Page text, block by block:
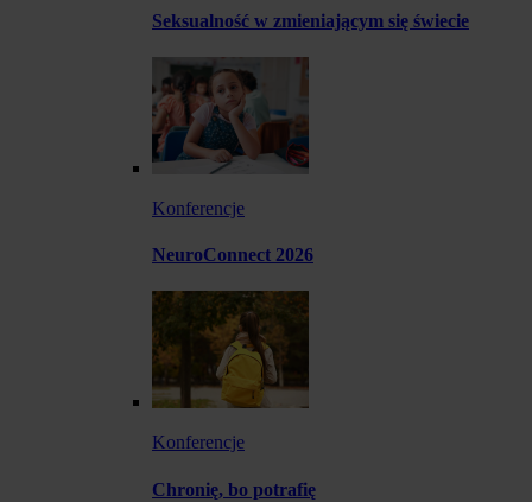
Seksualność w zmieniającym się świecie
Konferencje
NeuroConnect 2026
Konferencje
Chronię, bo potrafię